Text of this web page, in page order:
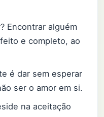
Encontrar alguém
e completo, ao
é dar sem esperar
ser o amor em si.
na aceitação